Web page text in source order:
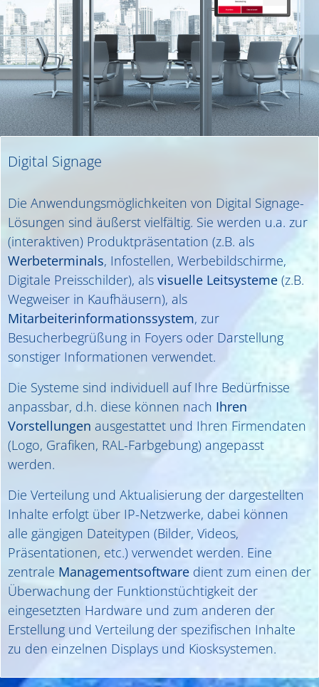
Digital Signage
Die Anwendungsmöglichkeiten von Digital Signage-
Lösungen sind äußerst vielfältig. Sie werden u.a. zur
(interaktiven) Produktpräsentation (z.B. als
Werbeterminals, Infostellen, Werbebildschirme,
Digitale Preisschilder), als visuelle Leitsysteme (z.B.
Wegweiser in Kaufhäusern), als
Mitarbeiterinformationssystem, zur
Besucherbegrüßung in Foyers oder Darstellung
sonstiger Informationen verwendet.
Die Systeme sind individuell auf Ihre Bedürfnisse
anpassbar, d.h. diese können nach Ihren
Vorstellungen ausgestattet und Ihren Firmendaten
(Logo, Grafiken, RAL-Farbgebung) angepasst
werden.
Die Verteilung und Aktualisierung der dargestellten
Inhalte erfolgt über IP-Netzwerke, dabei können
alle gängigen Dateitypen (Bilder, Videos,
Präsentationen, etc.) verwendet werden. Eine
zentrale Managementsoftware dient zum einen der
Überwachung der Funktionstüchtigkeit der
eingesetzten Hardware und zum anderen der
Erstellung und Verteilung der spezifischen Inhalte
zu den einzelnen Displays und Kiosksystemen.